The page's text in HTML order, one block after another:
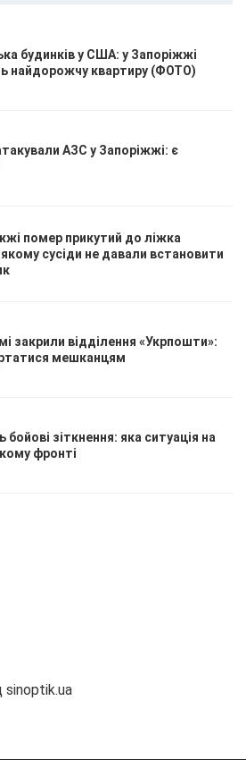
будинків у США: у Запоріжжі
найдорожчу квартиру (ФОТО)
АЗС у Запоріжжі: є
помер прикутий до ліжка
сусіди не давали встановити
закрили відділення «Укрпошти»:
мешканцям
бойові зіткнення: яка ситуація на
фронті
sinoptik.ua